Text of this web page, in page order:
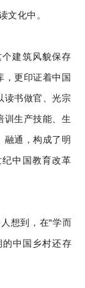
文化中。
建筑风貌保存
，更印证着中国
读书做官、光宗
训生产技能、生
融通，构成了明
中国教育改革
想到，在“学而
的中国乡村还存